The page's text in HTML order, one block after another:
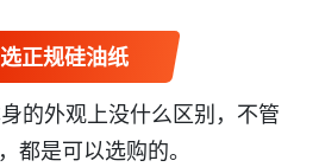
选正规硅油纸
的外观上没什么区别，不管
都是可以选购的。